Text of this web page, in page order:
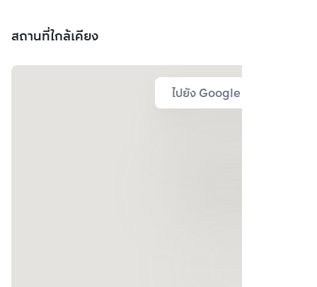
สถานที่ใกล้เคียง
ไปยัง Google Map